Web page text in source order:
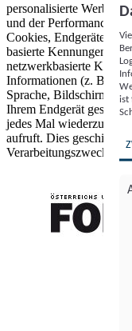
personalisierte Werbung
und der Performance
Cookies, Endgeräte-
basierte Kennungen,
netzwerkbasierte
Informationen (z. B.
Sprache,
Ihrem Endgerät
jedes Mal
aufruft. Dies geschieht
Verarbeitungszwecke.
ist
FONDS